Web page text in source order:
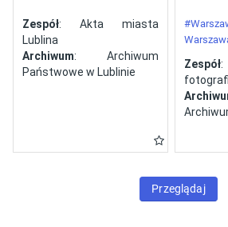
Jana ze Szczekocin,
starostę
Zespół: Akta miasta
Lublina
Archiwum: Archiwum
Państwowe w Lublinie
Zespół
Przeglądaj